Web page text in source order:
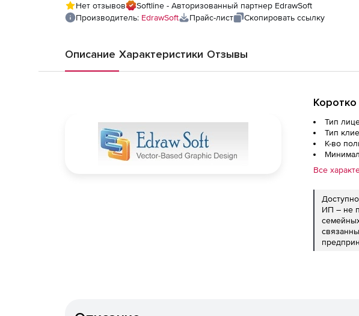
Нет отзывов
Softline - Авторизованный партнер EdrawSoft
Производитель: EdrawSoft Прайс-лист Скопировать ссылку
Описание Характеристики Отзывы
Тип
Тип
К-во
Все
ИП – не